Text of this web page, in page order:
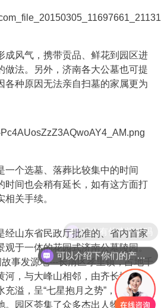
风气，携带贡品、鲜花到园区进
做法。另外，济南各大公墓也可提
各种原因无法亲自扫墓的家属更为
个选墓、落葬比较集中的时间
时间也会稍有延长，如有这方面打
关手续。
山东省民政厅批准的、省内首家
观于一体的花园式济南公墓陵园。
故事发源地---长清区孝里镇，占地千
河，与大峰山相邻，由齐长城围
溢，呈“七星抱月之势”，寿山福
。园区荟集了众多杰出人物的纪念
可以介绍下你们的产品么
现在有优惠活动吗